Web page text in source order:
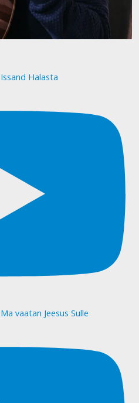
Halasta
vaatan Jeesus Sulle